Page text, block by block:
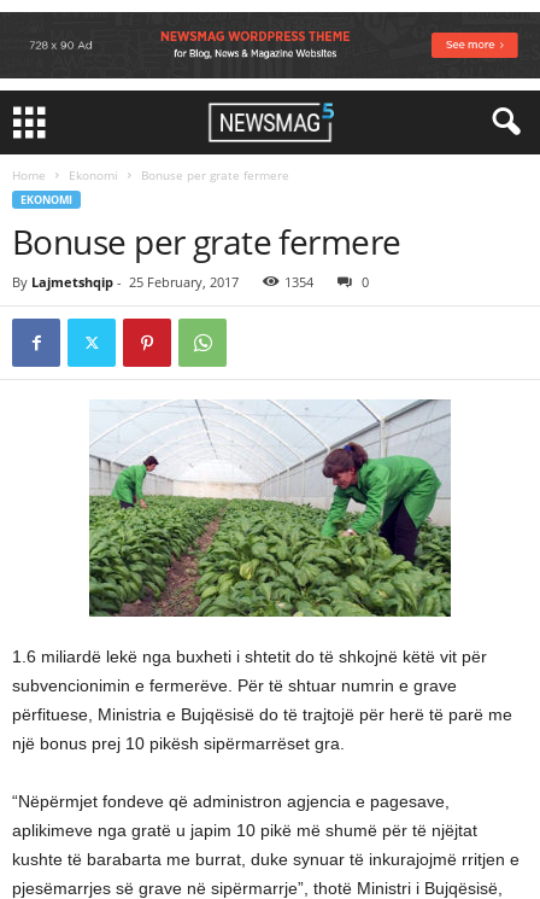
Home Ekonomi Bonuse per grate fermere
EKONOMI
Bonuse per grate fermere
By Lajmetshqip - 25 February, 2017 1354 0
1.6 miliardë lekë nga buxheti i shtetit do të shkojnë këtë vit për
subvencionimin e fermerëve. Për të shtuar numrin e grave
përfituese, Ministria e Bujqësisë do të trajtojë për herë të parë me
një bonus prej 10 pikësh sipërmarrëset gra.
“Nëpërmjet fondeve që administron agjencia e pagesave,
aplikimeve nga gratë u japim 10 pikë më shumë për të njëjtat
kushte të barabarta me burrat, duke synuar të inkurajojmë rritjen e
pjesëmarrjes së grave në sipërmarrje”, thotë Ministri i Bujqësisë,